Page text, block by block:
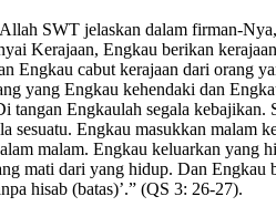
SWT jelaskan dalam firman-
Kerajaan, Engkau berikan
Engkau cabut kerajaan dari orang
yang Engkau kehendaki dan
tangan Engkaulah segala kebajikan.
sesuatu. Engkau masukkan malam
malam. Engkau keluarkan yang
mati dari yang hidup. Dan Engkau
hisab (batas)’.” (QS 3: 26-27).